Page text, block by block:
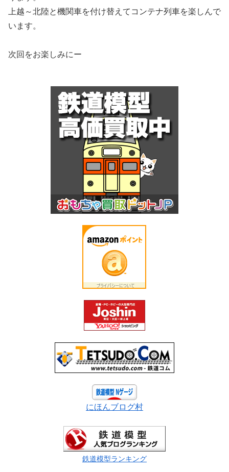
上越～北陸と機関車を付け替えてコンテナ列車を楽しんで
います。
次回をお楽しみにー
にほんブログ村
鉄道模型ランキング